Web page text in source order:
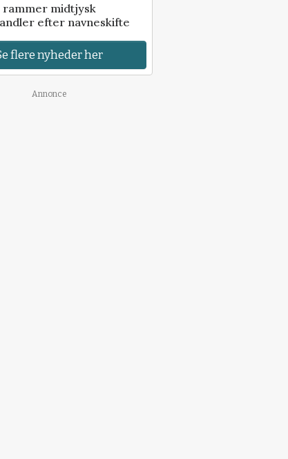
rammer midtjysk
efter navneskifte
flere nyheder her
Annonce